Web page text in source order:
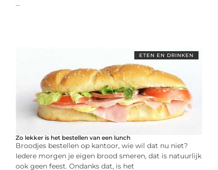
...
ETEN EN DRINKEN
Zo lekker is het bestellen van een lunch
Broodjes bestellen op kantoor, wie wil dat nu niet?
Iedere morgen je eigen brood smeren, dat is natuurlijk
ook geen feest. Ondanks dat, is het